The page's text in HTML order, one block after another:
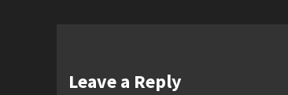
Leave a Reply